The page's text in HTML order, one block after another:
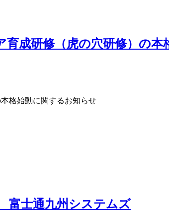
成研修（虎の穴研修）の
本格始動に関するお知らせ
富士通九州システムズ